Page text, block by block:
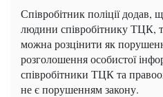
Співробітник поліції додав,
людини співробітнику ТЦК,
можна розцінити як
розголошення особистої
співробітники ТЦК та
не є порушенням закону.